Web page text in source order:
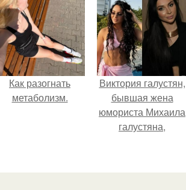
Как разогнать
метаболизм.
Виктория галустян,
бывшая жена
юмориста Михаила
галустяна,
последствиях